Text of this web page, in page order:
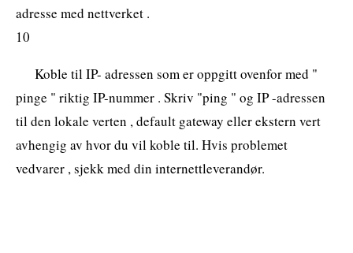
adresse med nettverket .
10
Koble til IP- adressen som er oppgitt ovenfor med "
pinge " riktig IP-nummer . Skriv "ping " og IP -adressen
til den lokale verten , default gateway eller ekstern vert
avhengig av hvor du vil koble til. Hvis problemet
vedvarer , sjekk med din internettleverandør.